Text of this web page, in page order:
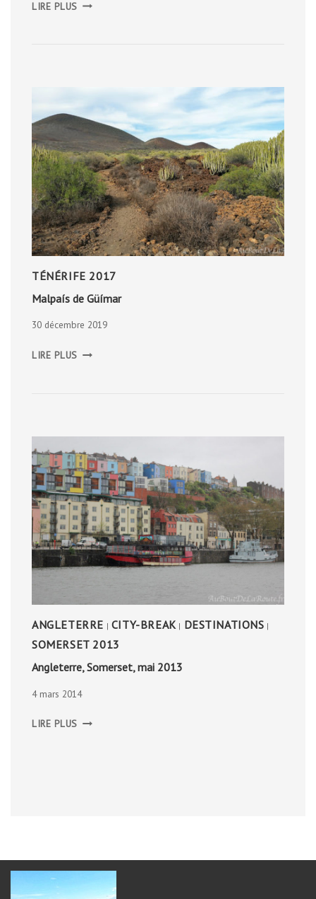
LIRE PLUS FALLS
TÉNÉRIFE 2017
Malpaís de Güímar
30 décembre 2019
LIRE PLUS
ANGLETERRE | CITY-BREAK| DESTINATIONS |
SOMERSET 2013
Angleterre, Somerset, mai 2013
4 mars 2014
LIRE PLUS SOMERSET,